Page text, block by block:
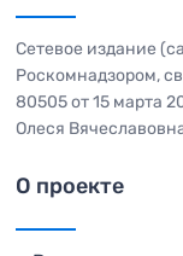
Сетевое издание
Роскомнадзором,
80505 от 15 марта
Олеся
О проекте